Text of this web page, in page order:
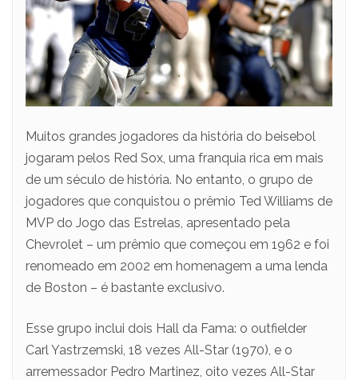
Muitos grandes jogadores da história do beisebol
jogaram pelos Red Sox, uma franquia rica em mais
de um século de história. No entanto, o grupo de
jogadores que conquistou o prêmio Ted Williams de
MVP do Jogo das Estrelas, apresentado pela
Chevrolet – um prêmio que começou em 1962 e foi
renomeado em 2002 em homenagem a uma lenda
de Boston – é bastante exclusivo.
Esse grupo inclui dois Hall da Fama: o outfielder
Carl Yastrzemski, 18 vezes All-Star (1970), e o
arremessador Pedro Martinez, oito vezes All-Star